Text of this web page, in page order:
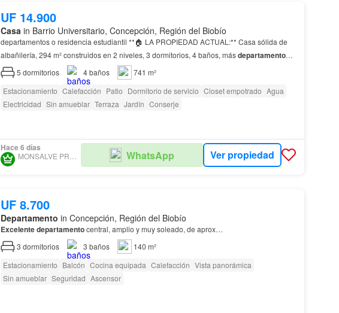
UF 14.900
Casa in Barrio Universitario, Concepción, Región del Biobío
departamentos o residencia estudiantil **🏠 LA PROPIEDAD ACTUAL:** Casa sólida de
albañilería, 294 m² construidos en 2 niveles, 3 dormitorios, 4 baños, másdepartamento
disponible para desarrollo sin arrendatarios que desalo…
5 dormitorios 4baños
741 m²
Estacionamiento Calefacción Patio Dormitorio de servicio Closet empotrado Agua
Electricidad Sin amueblar Terraza Jardín Conserje
Hace 6 días
MONSALVE PROPIEDADES WhatsApp Ver propiedad
UF 8.700
Departamento in Concepción, Región del Biobío
Excelentedepartamentocentral, amplio y muy soleado, de aprox…
3 dormitorios 3 baños
140 m²
Estacionamiento Balcón Cocina equipada Calefacción Vista panorámica
Sin amueblar Seguridad Ascensor